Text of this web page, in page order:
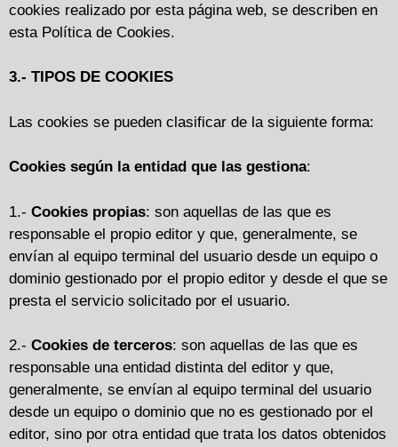
cookies realizado por esta página web, se describen en
esta Política de Cookies.
3.- TIPOS DE COOKIES
Las cookies se pueden clasificar de la siguiente forma:
Cookies según la entidad que las gestiona:
1.- Cookies propias: son aquellas de las que es
responsable el propio editor y que, generalmente, se
envían al equipo terminal del usuario desde un equipo o
dominio gestionado por el propio editor y desde el que se
presta el servicio solicitado por el usuario.
2.- Cookies de terceros: son aquellas de las que es
responsable una entidad distinta del editor y que,
generalmente, se envían al equipo terminal del usuario
desde un equipo o dominio que no es gestionado por el
editor, sino por otra entidad que trata los datos obtenidos